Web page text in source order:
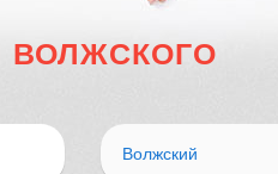
ВОЛЖСКОГО
Волжский